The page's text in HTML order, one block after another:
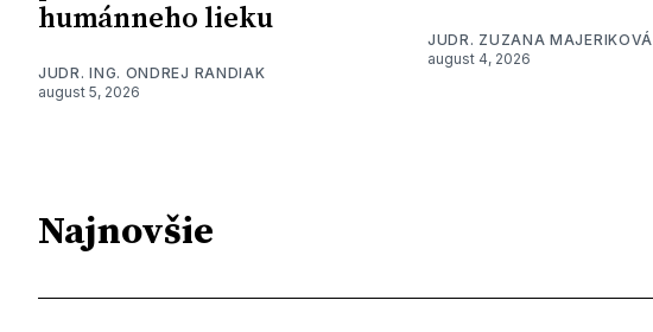
humánneho lieku
JUDR. ING. ONDREJ RANDIAK
august 5, 2026
JUDR. ZUZANA MAJERIKOVÁ
august 4, 2026
Najnovšie